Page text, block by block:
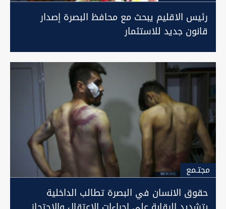
رئيس الاقليم يبحث مع محافظ البصرة إصدار
قانون جديد للاستثمار
مجتـمع
حقوق الانسان في البصرة تطالب الداخلية